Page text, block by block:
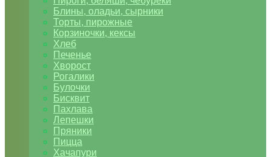
Блины, оладьи, сырники
Торты, пирожные
Корзиночки, кексы
Хлеб
Печенье
Хворост
Рогалики
Булочки
Бисквит
Пахлава
Лепешки
Пряники
Пицца
Хачапури